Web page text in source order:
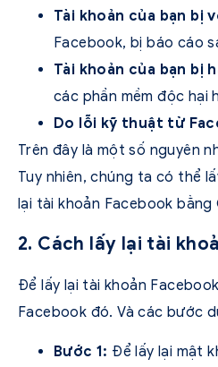
Tài khoản của bạn bị
Facebook, bị báo cáo
Tài khoản của bạn bị
các phần mềm độc hại
Do lỗi kỹ thuật từ
Trên đây là một số nguyên
Tuy nhiên, chúng ta có thể
lại tài khoản Facebook
2. Cách lấy lại tài
Để lấy lại tài khoản
Facebook đó. Và các bước
Bước 1: Để lấy lại mật